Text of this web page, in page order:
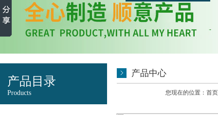
产品目录
Products
产品中心
您现在的位置： 首页